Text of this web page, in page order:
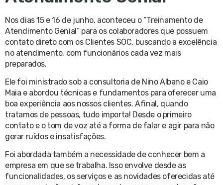
Nos dias 15 e 16 de junho, aconteceu o “Treinamento de
Atendimento Genial” para os colaboradores que possuem
contato direto com os Clientes SOC, buscando a excelência
no atendimento, com funcionários cada vez mais
preparados.
Ele foi ministrado sob a consultoria de Nino Albano e Caio
Maia e abordou técnicas e fundamentos para oferecer uma
boa experiência aos nossos clientes. Afinal, quando
tratamos de pessoas, tudo importa! Desde o primeiro
contato e o tom de voz até a forma de falar e agir para não
gerar ruídos e insatisfações.
Foi abordada também a necessidade de conhecer bem a
empresa em que se trabalha. Isso envolve desde as
funcionalidades, os serviços e as novidades oferecidas até